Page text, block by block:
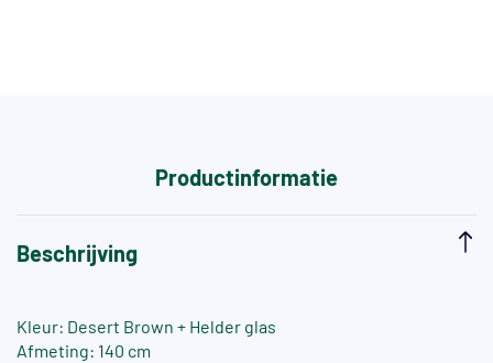
Productinformatie
Beschrijving
Kleur: Desert Brown + Helder glas
Afmeting: 140 cm